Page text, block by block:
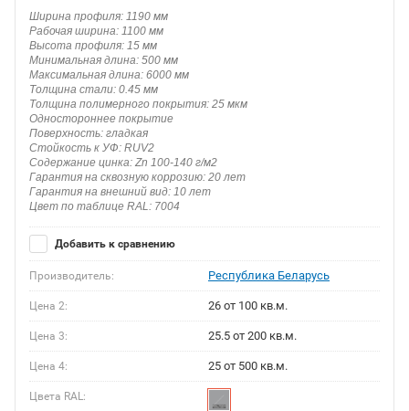
Ширина профиля: 1190 мм
Рабочая ширина: 1100 мм
Высота профиля: 15 мм
Минимальная длина: 500 мм
Максимальная длина: 6000 мм
Толщина стали: 0.45 мм
Толщина полимерного покрытия: 25 мкм
Одностороннее покрытие
Поверхность: гладкая
Стойкость к УФ: RUV2
Содержание цинка: Zn 100-140 г/м2
Гарантия на сквозную коррозию: 20 лет
Гарантия на внешний вид: 10 лет
Цвет по таблице RAL: 7004
Добавить к сравнению
Производитель: Республика Беларусь
Цена 2: 26 от 100 кв.м.
Цена 3: 25.5 от 200 кв.м.
Цена 4: 25 от 500 кв.м.
Цвета RAL: